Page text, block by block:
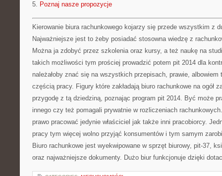
5. Poznaj nasze propozycje
Kierowanie biura rachunkowego kojarzy się przede wszystkim z
Najważniejsze jest to żeby posiadać stosowna wiedzę z
Można ja zdobyć przez szkolenia oraz kursy, a też naukę na
takich możliwości tym prościej prowadzić potem pit 2014 dla
należałoby znać się na wszystkich przepisach, prawie,
częścią pracy. Figury które zakładają biuro rachunkowe na ogół
przygodę z tą dziedziną, poznając program pit 2014. Być może
innego czy też pomagali prywatnie w rozliczeniach
prawo pracować jedynie właściciel jak także inni pracobiorcy.
pracy tym więcej wolno przyjąć konsumentów i tym samym
Biuro rachunkowe jest wyekwipowane w sprzęt biurowy, pit-37,
oraz najważniejsze dokumenty. Dużo biur funkcjonuje dzięki